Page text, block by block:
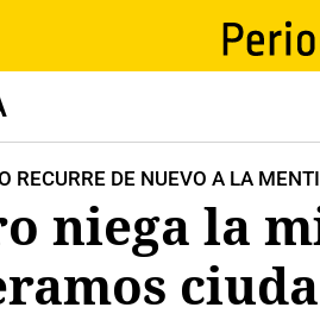
RECURRE DE NUEVO A LA
niega la